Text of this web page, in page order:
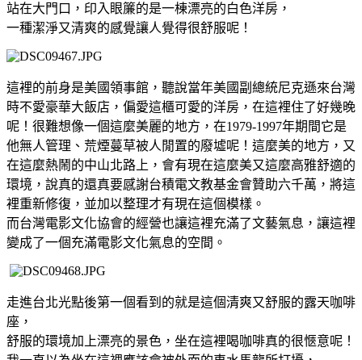
站在大門口，印入眼簾的是一棟漂亮的白色洋房，
一種潔淨又清爽的感覺讓人覺得很舒服呢！
這裡的前身是美國領事館，聽說當年美國副總統尼克遜來台灣
時不愛豪華大飯店，偏愛這櫃可愛的洋房，在這裡住了好幾晚
呢！很難想像一個這麼美麗的地方，在1979-1997年期間它是
他無人管理、荒煙蔓草被人閒置的廢墟呢！這麼美的地方，又
在這麼熱鬧的中山北路上，會有現在這麼美又這麼高雅舒適的
環境，說真的還真要感謝台積電文教基金會贊助六千萬，將這
裡重新修復，並加以整理才有現在這個模樣。
而台灣電影文化協會的經營也讓這裡充滿了文藝氣息，讓這裡
變成了一個充滿電影文化氣息的空間。
走進台北光點後第一個看到的就是這個清爽又舒服的露天咖啡
座，
舒服的環境加上漂亮的景色，坐在這裡喝咖啡真的很愜意呢！